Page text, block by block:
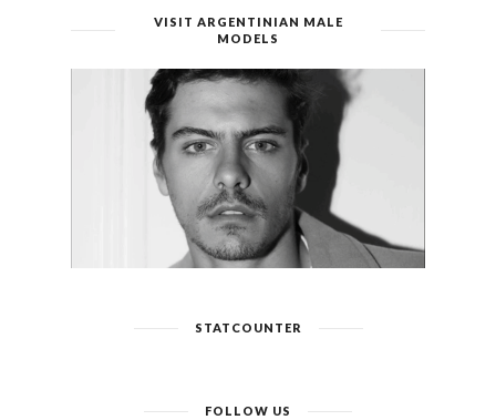
VISIT ARGENTINIAN MALE
MODELS
STATCOUNTER
FOLLOW US